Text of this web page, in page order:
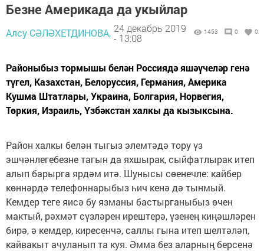
Безне Америкада да укыйлар
Алсу СӘЛӘХЕТДИНОВА, 24 декабрь 2019
- 13:08
1453 0 0
Районыбыз тормышы белән Россиядә яшәүчеләр генә
түгел, Казахстан, Белоруссия, Германия, Америка
Кушма Штатлары, Украина, Болгария, Норвегия,
Төркия, Израиль, Үзбәкстан халкы да кызыксына.
Район халкы белән тыгыз элемтәдә тору үз
эшчәнлегебезне тагын да яхшырак, сыйфатлырак итеп
алып барырга ярдәм итә. Шунысы сөенечле: кайбер
көннәрдә телефоннарыбыз һич кенә дә тынмый.
Кемдер теге яисә бу язманы бастырганыбыз өчен
мактый, рәхмәт сүзләрен ирештерә, үзенең киңәшләрен
бирә, ә кемдер, киресенчә, саллы гына итеп шелтәләп,
кайвакыт ачуланып та куя. Әмма без аларның берсенә